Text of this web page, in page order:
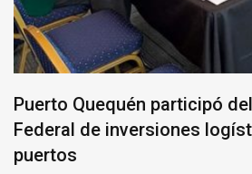
Puerto Quequén participó
Federal de inversiones
puertos